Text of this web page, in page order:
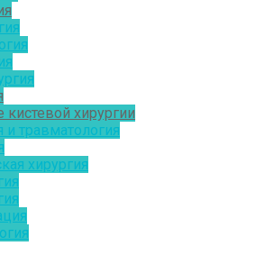
кистевой хирургии
и травматология
хирургия